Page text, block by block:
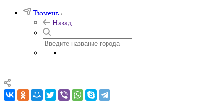
Тюмень
Назад